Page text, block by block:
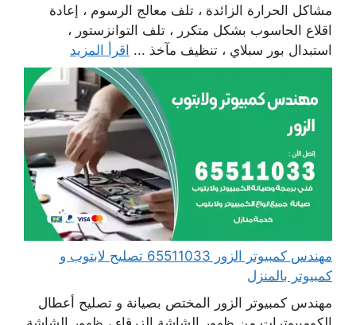
مشاكل الحرارة الزائدة ، تلف معالج الرسوم ، إعادة
اقلاع الحاسوب بشكل متكرر ، تلف التوانزستور ،
استبدال بور سبلاي ، تنظيف مآخذ ... اقرأ المزيد
مهندس كمبيوتر الزور 65511033 تصليح لابتوب و
كمبيوتر بالمنزل
مهندس كمبيوتر الزور المختص بصيانة و تصليح أعطال